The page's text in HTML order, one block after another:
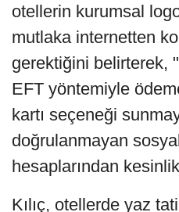
otellerin kurumsal
mutlaka internetten
gerektiğini belirterek,
EFT yöntemiyle
kartı seçeneği
doğrulanmayan
hesaplarından
Kılıç, otellerde yaz